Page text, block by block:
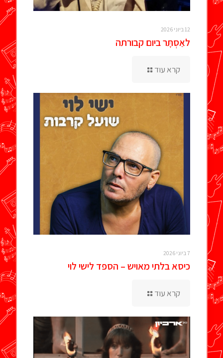
12 ביוני 2026
לאַסְתָּר ביום קבורתה
קרא עוד
7 ביוני 2026
כיסא בלתי מאויש – הספד לישי לוי
קרא עוד